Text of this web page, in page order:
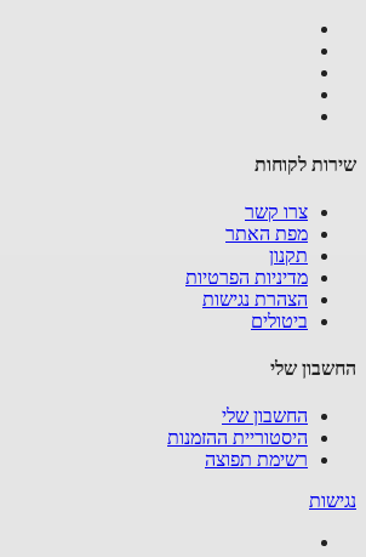
לקוחות
צרו קשר
מפת האתר
תקנון
מדיניות הפרטיות
הצהרת נגישות
ביטולים
שלי
החשבון שלי
היסטוריית ההזמנות
רשימת תפוצה